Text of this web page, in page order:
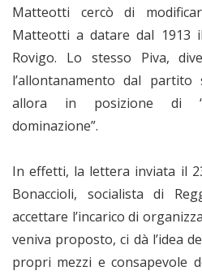
Matteotti cercò di
Matteotti a datare dal 1913
Rovigo. Lo stesso Piva,
l’allontanamento dal partito
allora in posizione di
dominazione”.
In effetti, la lettera inviata il
Bonaccioli, socialista di
accettare l’incarico di
veniva proposto, ci dà l’idea
propri mezzi e consapevole